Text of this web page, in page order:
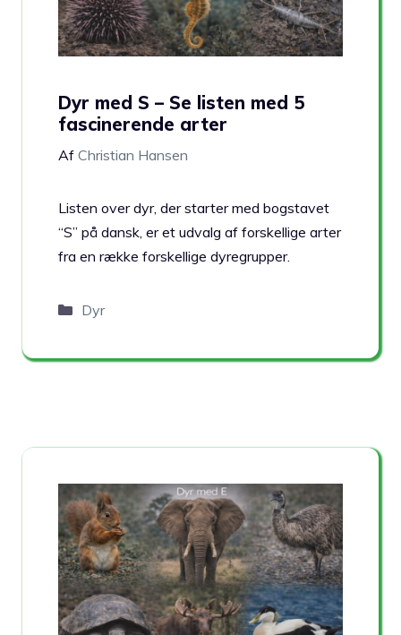
Dyr med S – Se listen med 5
fascinerende arter
Af Christian Hansen
Listen over dyr, der starter med bogstavet
“S” på dansk, er et udvalg af forskellige arter
fra en række forskellige dyregrupper.
Kategorier
Dyr